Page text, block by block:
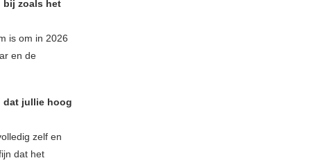
bij zoals het
is om in 2026
en de
dat jullie hoog
zelf en
dat het